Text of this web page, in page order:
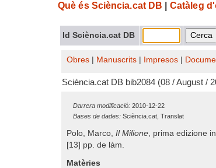
Què és Sciència.cat DB Catàleg
Id Sciència.cat DB
Obres Manuscrits Impresos
Sciència.cat DB bib2084 (08 / August /
Darrera modificació: 2010-12-22
Bases de dades: Sciència.cat, Translat
Polo, Marco, Il Milione, prima edizione
[13] pp. de làm.
Matèries